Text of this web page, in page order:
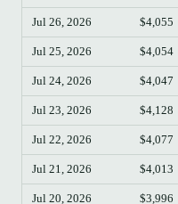
Jul 26, 2026 $4,055
Jul 25, 2026 $4,054
Jul 24, 2026 $4,047
Jul 23, 2026 $4,128
Jul 22, 2026 $4,077
Jul 21, 2026 $4,013
Jul 20, 2026 $3,996